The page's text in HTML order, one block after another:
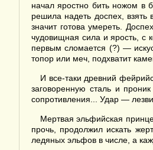
начал яростно бить ножом в
решила надеть доспех,
значит готова умереть.
чудовищная сила и ярость, с
первым сломается (?) —
топор или меч, подхватит
И все-таки древний
заговоренную сталь и
сопротивления... Удар —
Мертвая эльфийская
прочь, продолжил искать
ледяных эльфов в числе, а